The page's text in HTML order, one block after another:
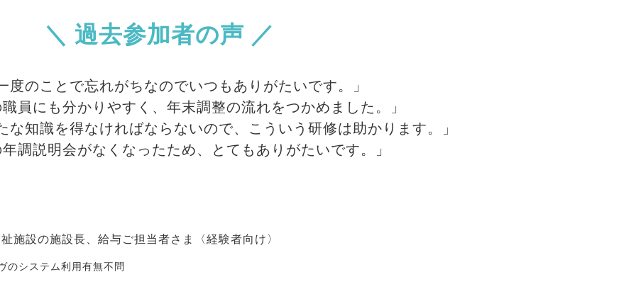
＼ 過去参加者の声 ／
度のことで忘れがちなのでいつもありがたいです。」
員にも分かりやすく、年末調整の流れをつかめました。」
な知識を得なければならないので、こういう研修は助かります。」
調説明会がなくなったため、とてもありがたいです。」
施設の施設長、給与ご担当者さま〈経験者向け〉
のシステム利用有無不問